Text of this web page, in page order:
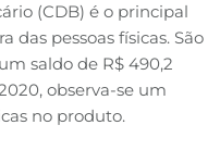
(CDB) é o principal
das pessoas físicas. São
saldo de R$ 490,2
observa-se um
no produto.